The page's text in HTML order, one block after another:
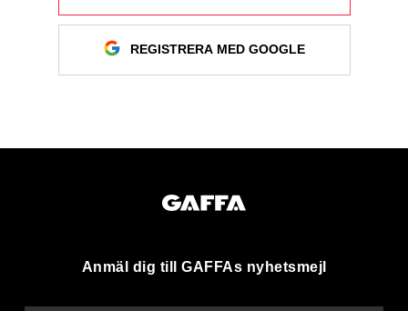
REGISTRERA MED GOOGLE
Anmäl dig till GAFFAs nyhetsmejl